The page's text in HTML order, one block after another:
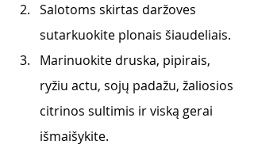
Salotoms skirtas daržoves
sutarkuokite plonais šiaudeliais.
Marinuokite druska, pipirais,
ryžiu actu, sojų padažu, žaliosios
citrinos sultimis ir viską gerai
išmaišykite.